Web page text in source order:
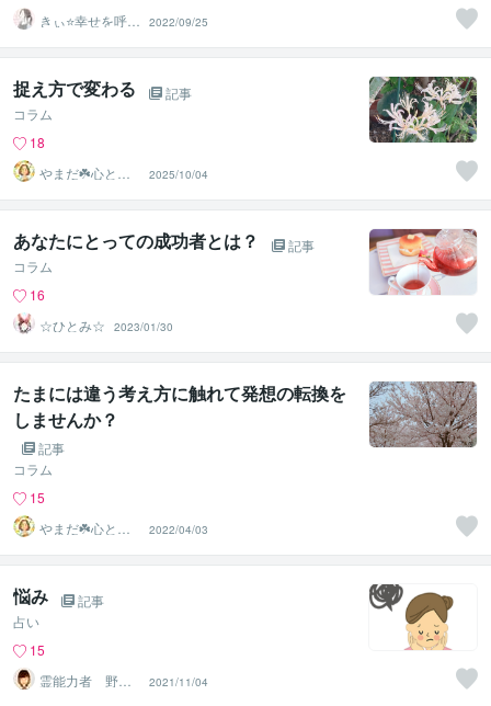
きぃ⭐️幸せを呼び
込むふわっと女
神⭐️
2022/09/25
捉え方で変わる
記事
コラム
18
やまだ☘️心と頭
がスッキリ整う
サロン
2025/10/04
あなたにとっての成功者とは？
記事
コラム
16
☆ひとみ☆
2023/01/30
たまには違う考え方に触れて発想の転換を
しませんか？
記事
コラム
15
やまだ☘️心と頭
がスッキリ整う
サロン
2022/04/03
悩み
記事
占い
15
霊能力者 野神
董子（とうこ）
2021/11/04